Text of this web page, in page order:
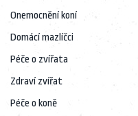
Onemocnění koní
Domácí mazlíčci
Péče o zvířata
Zdraví zvířat
Péče o koně